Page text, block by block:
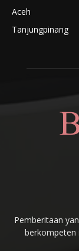
Aceh
Tanjungpinang
Pemberitaan
berkompeten